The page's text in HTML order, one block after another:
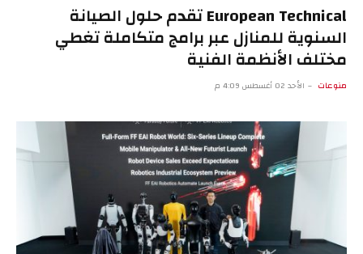
European Technical تقدم حلول الصيانة
السنوية للمنازل عبر برامج متكاملة تغطي
مختلف الأنظمة الفنية
منوعات الأحد 02 أغسطس 4:09 م